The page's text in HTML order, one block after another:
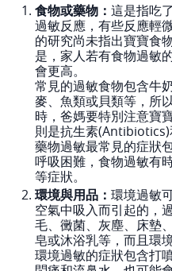
食物或藥物： 這是指吃
過敏反應，有些反應輕
的研究尚未指出寶寶食
是，家人若有食物過敏
會更高。
常見的過敏食物包含牛
麥、魚類或貝類等，所
時，爸媽要特別注意寶
則是抗生素
藥物過敏最常見的症狀
呼吸困難，食物過敏有
等症狀。
環境與用品： 環境過敏
空氣中吸入而引起的，
毛、黴菌、灰塵、床墊
皂或沐浴乳等，而且環
環境過敏的症狀包含打